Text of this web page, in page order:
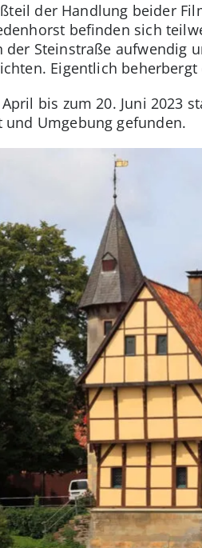
der Handlung beider
befinden sich
Steinstraße aufwendig
Eigentlich
bis zum 20. Juni 2023
Umgebung gefunden.